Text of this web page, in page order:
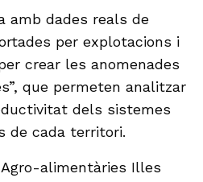
amb dades reals de
per explotacions i
crear les anomenades
que permeten analitzar
dels sistemes
de cada territori.
alimentàries Illes